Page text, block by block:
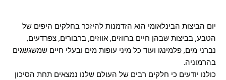
יום הביצות הבינלאומי הוא הזדמנות להיזכר בחלקים היפים של
הטבע, בביצות שבהן חיים ברווזים, אווזים, ברבורים, צפרדעים,
נברני מים, פלמינגו ועוד כל מיני עופות מים ובעלי חיים שמשגשגים
בהרמוניה.
כולנו יודעים כי חלקים רבים של העולם שלנו נמצאים תחת הסיכון